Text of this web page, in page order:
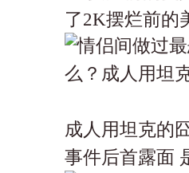
了2K摆烂前的
成人用坦克的
事件后首露面